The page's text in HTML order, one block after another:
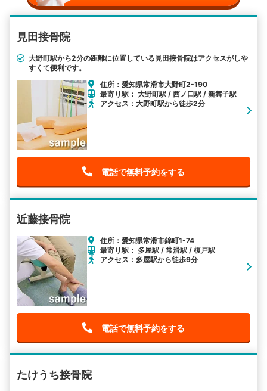
見田接骨院
大野町駅から2分の距離に位置している見田接骨院はアクセスがしや
すくて便利です。
住所：愛知県常滑市大野町2-190
最寄り駅： 大野町駅 / 西ノ口駅 / 新舞子駅
アクセス：大野町駅から徒歩2分
電話で無料予約をする
近藤接骨院
住所：愛知県常滑市錦町1-74
最寄り駅： 多屋駅 / 常滑駅 / 榎戸駅
アクセス：多屋駅から徒歩9分
電話で無料予約をする
たけうち接骨院